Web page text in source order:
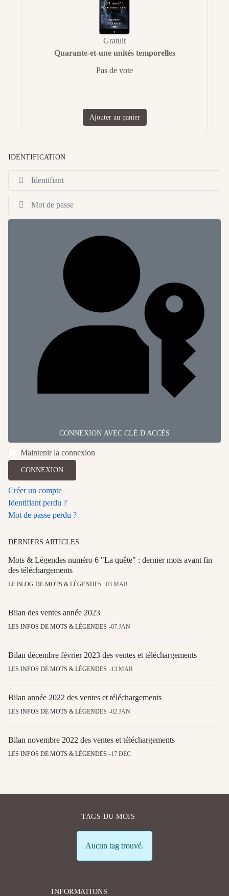
Gratuit
Quarante-et-une unités temporelles
Pas de vote
Ajouter au panier
IDENTIFICATION
CONNEXION AVEC CLÉ D'ACCÈS
Maintenir la connexion
CONNEXION
Créer un compte
Identifiant perdu ?
Mot de passe perdu ?
DERNIERS ARTICLES
Mots & Légendes numéro 6 "La quête" : dernier mois avant fin
des téléchargements
LE BLOG DE MOTS & LÉGENDES 03.MAR
Bilan des ventes année 2023
LES INFOS DE MOTS & LÉGENDES 07.JAN
Bilan décembre février 2023 des ventes et téléchargements
LES INFOS DE MOTS & LÉGENDES 13.MAR
Bilan année 2022 des ventes et téléchargements
LES INFOS DE MOTS & LÉGENDES 02.JAN
Bilan novembre 2022 des ventes et téléchargements
LES INFOS DE MOTS & LÉGENDES 17.DÉC
TAGS DU MOIS
Info
Aucun tag trouvé.
INFORMATIONS